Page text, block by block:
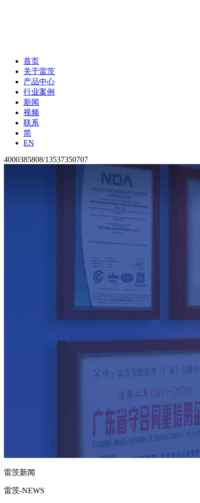
首页
关于雷茨
产品中心
行业案例
新闻
视频
联系
简
EN
4000385808/13537350707
雷茨新闻
雷茨-NEWS